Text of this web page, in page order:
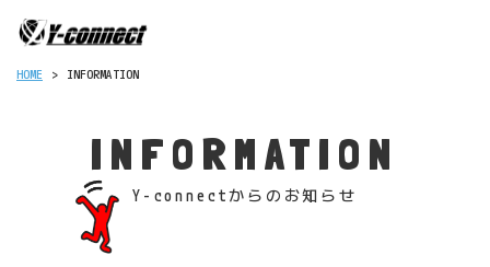
HOME > INFORMATION
INFORMATION
Y-connectからのお知らせ